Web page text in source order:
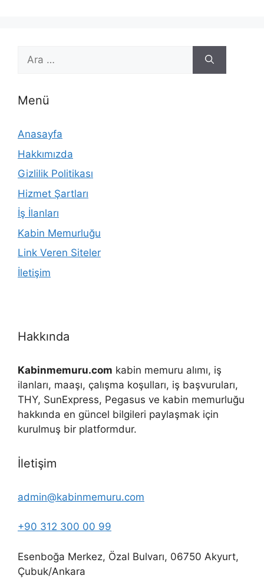
için
Menü
Anasayfa
Hakkımızda
Gizlilik Politikası
Hizmet Şartları
İş İlanları
Kabin Memurluğu
Link Veren Siteler
İletişim
Hakkında
Kabinmemuru.com kabin memuru alımı, iş
ilanları, maaşı, çalışma koşulları, iş başvuruları,
THY, SunExpress, Pegasus ve kabin memurluğu
hakkında en güncel bilgileri paylaşmak için
kurulmuş bir platformdur.
İletişim
admin@kabinmemuru.com
+90 312 300 00 99
Esenboğa Merkez, Özal Bulvarı, 06750 Akyurt,
Çubuk/Ankara